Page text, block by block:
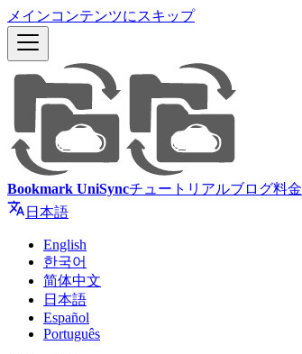
メインコンテンツにスキップ
Bookmark UniSyncチュートリアルブログ料金
日本語
English
한국어
简体中文
日本語
Español
Português